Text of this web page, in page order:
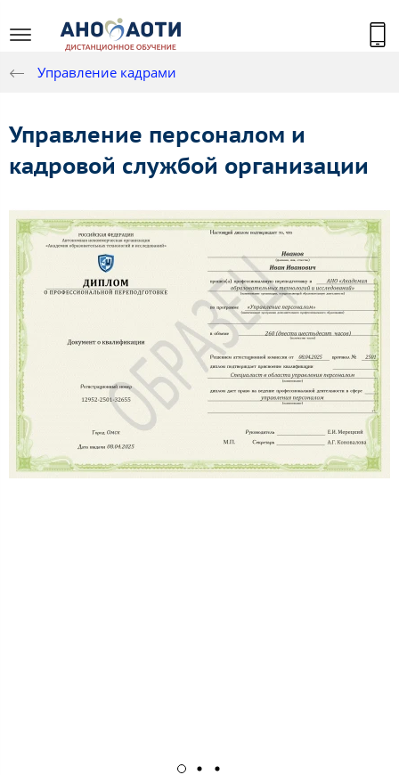
Управление кадрами
Управление персоналом и
кадровой службой организации